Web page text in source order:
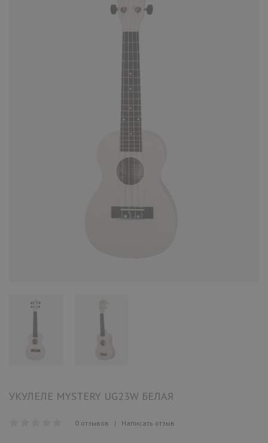
УКУЛЕЛЕ MYSTERY UG23W БЕЛАЯ
0 отзывов | Написать отзыв